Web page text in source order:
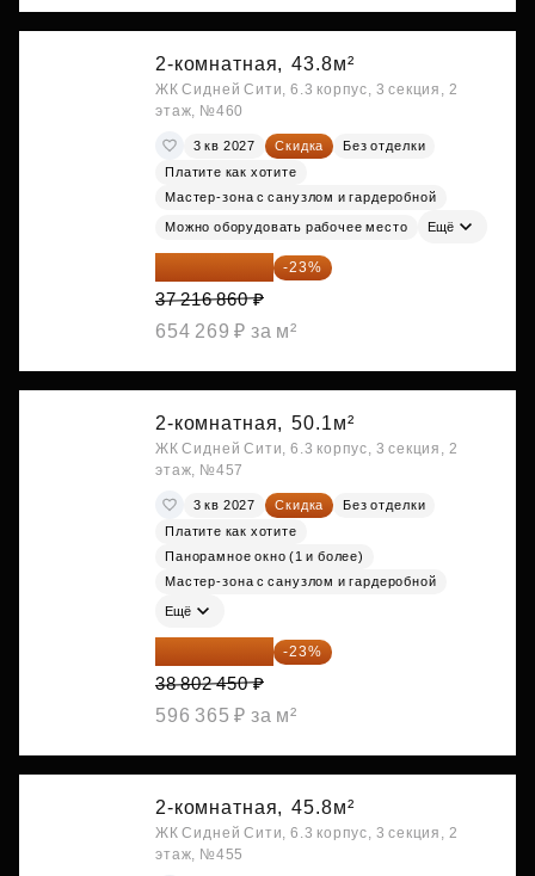
2-комнатная, 43.8м²
ЖК Сидней Сити, 6.3 корпус, 3 секция, 2
этаж, №460
3 кв 2027 Скидка
Без отделки
Платите как хотите
Мастер-зона с санузлом и гардеробной
Можно оборудовать рабочее место Ещё
28 656 982 ₽ -23%
37 216 860 ₽
654 269 ₽ за м²
2-комнатная, 50.1м²
ЖК Сидней Сити, 6.3 корпус, 3 секция, 2
этаж, №457
3 кв 2027 Скидка
Без отделки
Платите как хотите
Панорамное окно (1 и более)
Мастер-зона с санузлом и гардеробной
Ещё
29 877 887 ₽ -23%
38 802 450 ₽
596 365 ₽ за м²
2-комнатная, 45.8м²
ЖК Сидней Сити, 6.3 корпус, 3 секция, 2
этаж, №455